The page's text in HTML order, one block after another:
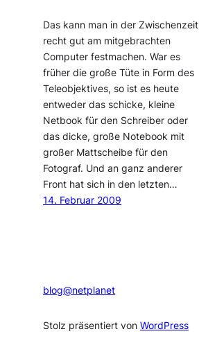
Das kann man in der Zwischenzeit
recht gut am mitgebrachten
Computer festmachen. War es
früher die große Tüte in Form des
Teleobjektives, so ist es heute
entweder das schicke, kleine
Netbook für den Schreiber oder
das dicke, große Notebook mit
großer Mattscheibe für den
Fotograf. Und an ganz anderer
Front hat sich in den letzten…
14. Februar 2009
blog@netplanet
Stolz präsentiert vonWordPress